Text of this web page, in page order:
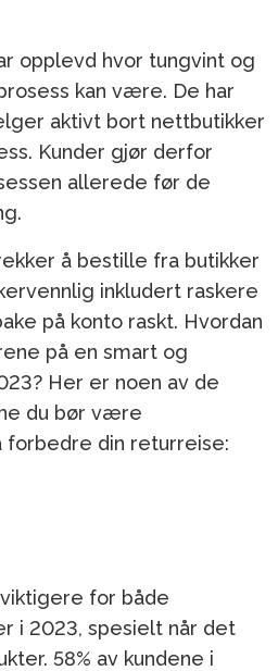
opplevd hvor tungvint og
kan være. De har
aktivt bort nettbutikker
Kunder gjør derfor
allerede før de
å bestille fra butikker
inkludert raskere
på konto raskt. Hvordan
på en smart og
Her er noen av de
du bør være
forbedre din returreise:
for både
i 2023, spesielt når det
58% av kundene i